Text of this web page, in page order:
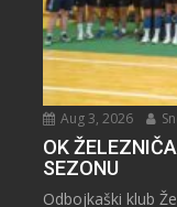
Aug 3, 2026
OK
SEZONU
Odbojkaški klub